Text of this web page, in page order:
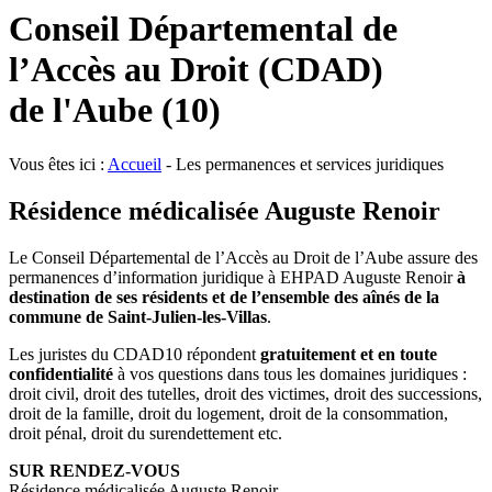
Conseil Départemental de
l’Accès au Droit (CDAD)
de l'Aube (10)
Vous êtes ici : Accueil - Les permanences et services juridiques
Résidence médicalisée Auguste Renoir
Le Conseil Départemental de l’Accès au Droit de l’Aube assure des
permanences d’information juridique à EHPAD Auguste Renoirà
destination de ses résidents et de l’ensemble des aînés de la
commune de Saint-Julien-les-Villas.
Les juristes du CDAD10 répondent gratuitement et en toute
confidentialité à vos questions dans tous les domaines juridiques :
droit civil, droit des tutelles, droit des victimes, droit des successions,
droit de la famille, droit du logement, droit de la consommation,
droit pénal, droit du surendettement etc.
SUR RENDEZ-VOUS